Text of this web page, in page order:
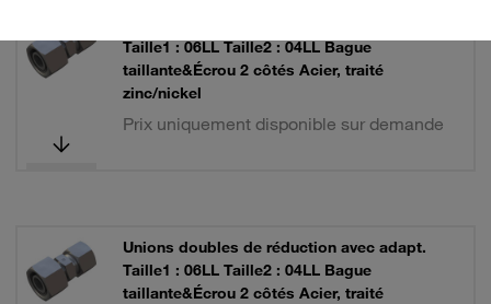
Taille1 : 06LL Taille2 : 04LL Bague
taillante&Écrou 2 côtés Acier, traité
zinc/nickel
Prix uniquement disponible sur demande
Unions doubles de réduction avec adapt.
Taille1 : 06LL Taille2 : 04LL Bague
taillante&Écrou 2 côtés Acier, traité